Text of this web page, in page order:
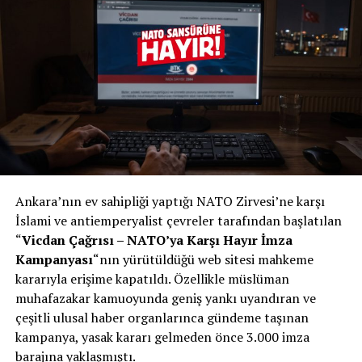
Ankara’nın ev sahipliği yaptığı NATO Zirvesi’ne karşı
İslami ve antiemperyalist çevreler tarafından başlatılan
“Vicdan Çağrısı – NATO’ya Karşı Hayır İmza
Kampanyası“nın yürütüldüğü web sitesi mahkeme
kararıyla erişime kapatıldı. Özellikle müslüman
muhafazakar kamuoyunda geniş yankı uyandıran ve
çeşitli ulusal haber organlarınca gündeme taşınan
kampanya, yasak kararı gelmeden önce 3.000 imza
barajına yaklaşmıştı.